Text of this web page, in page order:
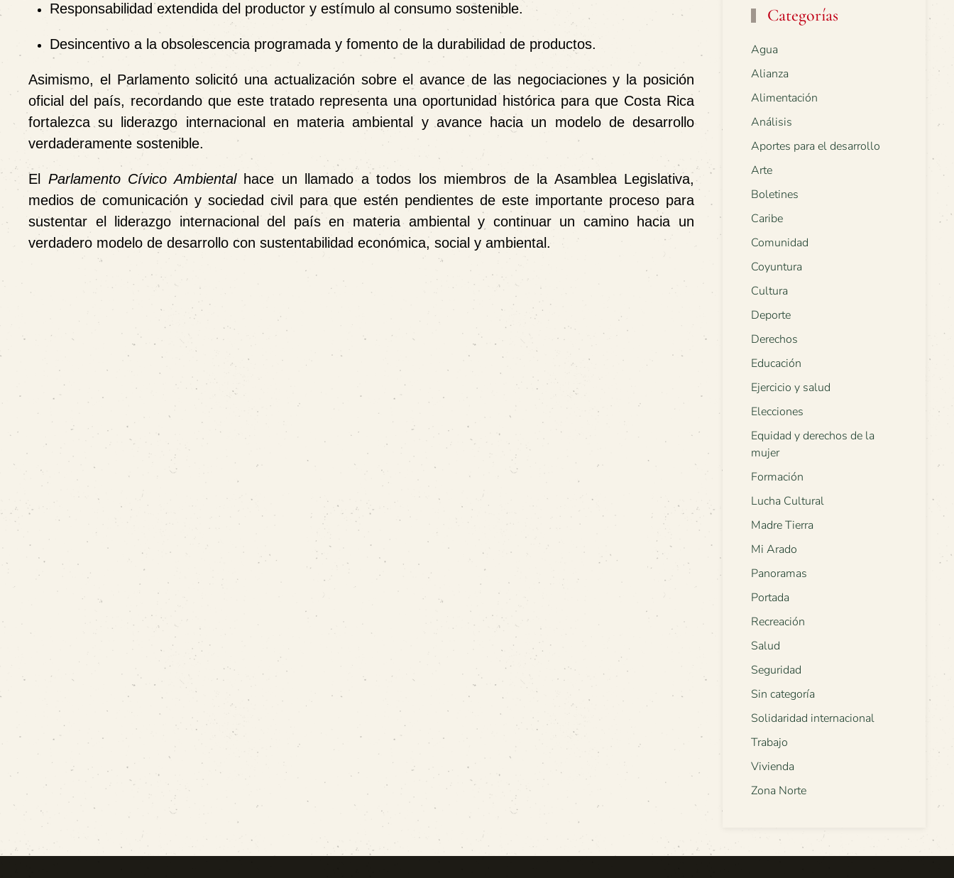
Responsabilidad extendida del productor y estímulo al consumo sostenible.
Desincentivo a la obsolescencia programada y fomento de la durabilidad de productos.
Asimismo, el Parlamento solicitó una actualización sobre el avance de las negociaciones y la posición
oficial del país, recordando que este tratado representa unaoportunidad histórica para que Costa Rica
fortalezca su liderazgo internacional en materia ambiental y avance hacia un modelo de desarrollo
verdaderamente sostenible.
El Parlamento Cívico Ambientalhace un llamado a todos los miembros de la Asamblea Legislativa,
medios de comunicación y sociedad civil para que estén pendientes de este importante proceso para
sustentar el liderazgo internacional del país en materia ambiental y continuar un camino hacia un
verdadero modelo de desarrollo con sustentabilidad económica, social y ambiental.
Categorías
Agua
Alianza
Alimentación
Análisis
Aportes para el desarrollo
Arte
Boletines
Caribe
Comunidad
Coyuntura
Cultura
Deporte
Derechos
Educación
Ejercicio y salud
Elecciones
Equidad y derechos de la
mujer
Formación
Lucha Cultural
Madre Tierra
Mi Arado
Panoramas
Portada
Recreación
Salud
Seguridad
Sin categoría
Solidaridad internacional
Trabajo
Vivienda
Zona Norte